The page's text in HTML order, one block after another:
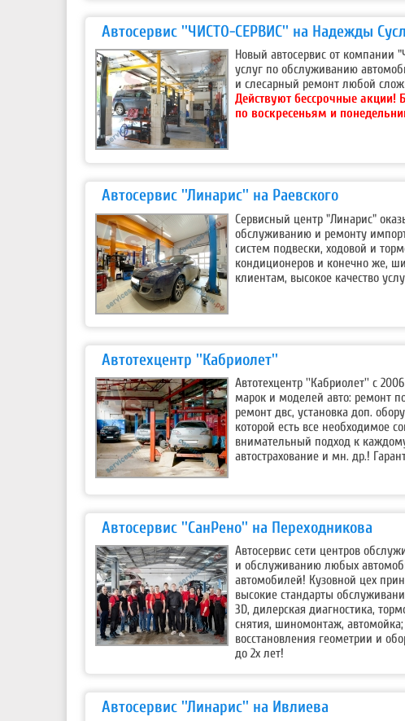
Автосервис ''ЧИСТО-СЕРВИС'' на Надежды
Новый автосервис от компании
услуг по обслуживанию
и слесарный ремонт любой
Действуют бессрочные акции!
по воскресеньям и
Автосервис ''Линарис'' на Раевского
Сервисный центр "Линарис"
обслуживанию и ремонту
систем подвески, ходовой и
кондиционеров и конечно же,
клиентам, высокое качество
Автотехцентр ''Кабриолет''
Автотехцентр ''Кабриолет'' с
марок и моделей авто: ремонт
ремонт двс, установка доп.
которой есть все необходимое
внимательный подход к
автострахование и мн. др.!
Автосервис ''СанРено'' на Переходникова
Автосервис сети центров
и обслуживанию любых
автомобилей! Кузовной цех
высокие стандарты
3D, дилерская диагностика,
снятия, шиномонтаж,
восстановления геометрии и
до 2х лет!
Автосервис ''Линарис'' на Ивлиева